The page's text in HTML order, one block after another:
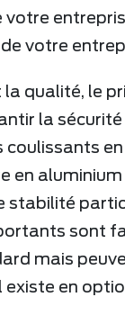
votre
votre
la qualité, le
la
coulissants
en
stabilité
sont
mais
existe en